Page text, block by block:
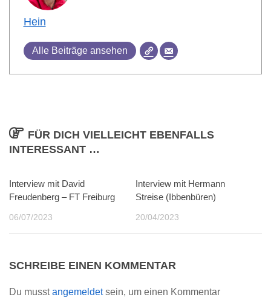
Hein
Alle Beiträge ansehen
FÜR DICH VIELLEICHT EBENFALLS
INTERESSANT …
Interview mit David
Freudenberg – FT Freiburg
06/07/2023
Interview mit Hermann
Streise (Ibbenbüren)
20/04/2023
SCHREIBE EINEN KOMMENTAR
Du musstangemeldetsein, um einen Kommentar